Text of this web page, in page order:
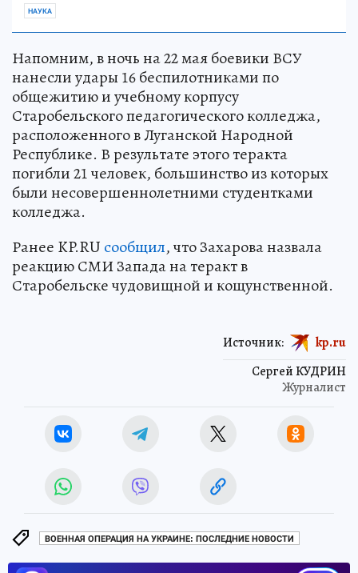
НАУКА
Напомним, в ночь на 22 мая боевики ВСУ
нанесли удары 16 беспилотниками по
общежитию и учебному корпусу
Старобельского педагогического колледжа,
расположенного в Луганской Народной
Республике. В результате этого теракта
погибли 21 человек, большинство из которых
были несовершеннолетними студентками
колледжа.
Ранее KP.RU сообщил, что Захарова назвала
реакцию СМИ Запада на теракт в
Старобельске чудовищной и кощунственной.
Сергей КУДРИН
Журналист
Источник: kp.ru
ВОЕННАЯ ОПЕРАЦИЯ НА УКРАИНЕ: ПОСЛЕДНИЕ НОВОСТИ